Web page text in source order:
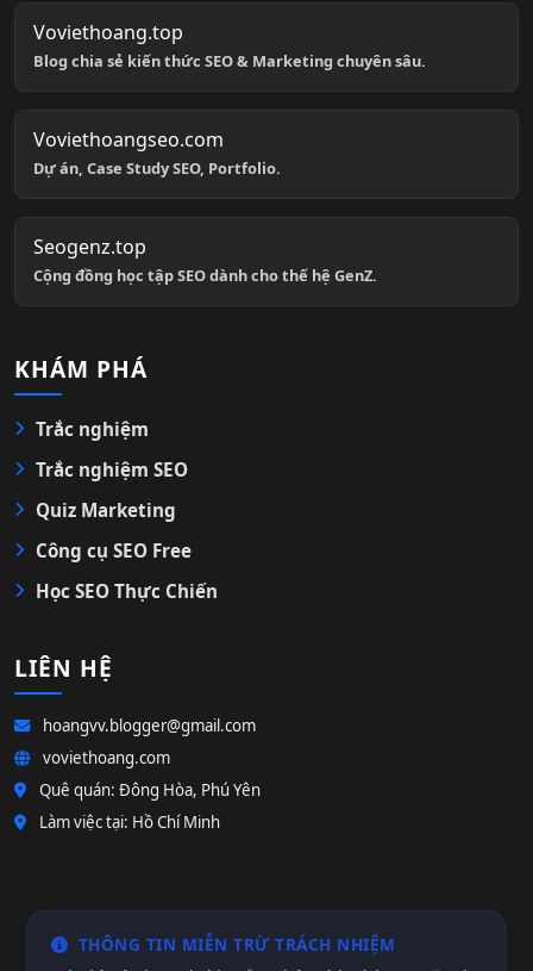
Voviethoang.top
Blog chia sẻ kiến thức SEO & Marketing chuyên sâu.
Voviethoangseo.com
Dự án, Case Study SEO, Portfolio.
Seogenz.top
Cộng đồng học tập SEO dành cho thế hệ GenZ.
KHÁM PHÁ
Trắc nghiệm
Trắc nghiệm SEO
Quiz Marketing
Công cụ SEO Free
Học SEO Thực Chiến
LIÊN HỆ
hoangvv.blogger@gmail.com
voviethoang.com
Quê quán: Đông Hòa, Phú Yên
Làm việc tại: Hồ Chí Minh
THÔNG TIN MIỄN TRỪ TRÁCH NHIỆM